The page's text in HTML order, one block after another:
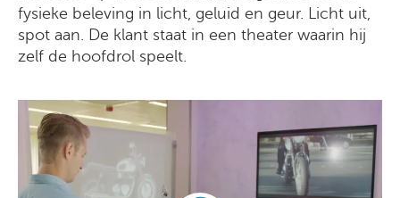
fysieke beleving in licht, geluid en geur. Licht uit,
spot aan. De klant staat in een theater waarin hij
zelf de hoofdrol speelt.